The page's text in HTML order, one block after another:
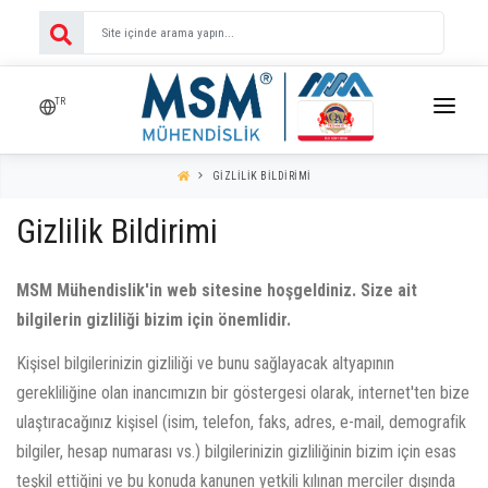
TR
ANA SAYFA
Ex-Proof Şerit Led Armatürler
Ex-Proof Projektörler
Ex-Proof Led Projektörler
Ex-Proof Glop Aydinlatma
Ex-Proof Acil Durum Aydinlatma
Ex-Proof Zone 2 Floresan
Ex-Proof Zirhsiz Tip Kablo Rakor Ve Aks.
Ex-Proof Galvaniz Boru Rakorlari
Ex-Proof Polyamid Kablo Rakorlari
Aksesuarlar
Emt Dişsiz Galvaniz Borular
Imc Dişli Manşonlu Galvaniz Borular
Rsc Dişli Manşonlu Galvaniz Borular
Ex-Proof Spiral Hortumlar
Ex-Proof Durdurucu Ve Dondurucular
Ex-Proof Anahtarlar
Ex-Proof Gub Tipi Buatlar
Ex-Proof Irtibat Kutulari
MARKALARIMIZ
İLETIŞIM
HABERLER
YAZILAR
GIZLILIK BILDIRIMI
Gizlilik Bildirimi
MSM Mühendislik'in web sitesine hoşgeldiniz. Size ait
bilgilerin gizliliği bizim için önemlidir.
Kişisel bilgilerinizin gizliliği ve bunu sağlayacak altyapının
gerekliliğine olan inancımızın bir göstergesi olarak, internet'ten bize
ulaştıracağınız kişisel (isim, telefon, faks, adres, e-mail, demografik
bilgiler, hesap numarası vs.) bilgilerinizin gizliliğinin bizim için esas
teşkil ettiğini ve bu konuda kanunen yetkili kılınan merciler dışında